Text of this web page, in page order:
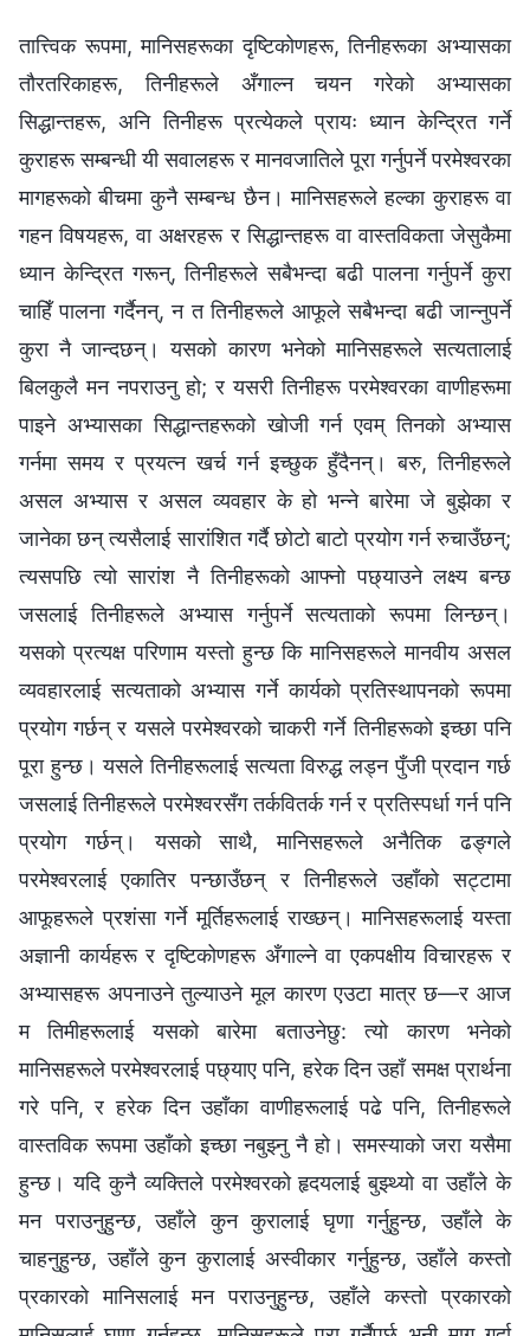
तात्त्विक रूपमा, मानिसहरूका दृष्टिकोणहरू, तिनीहरूका अभ्यासका
तौरतरिकाहरू, तिनीहरूले अँगाल्न चयन गरेको अभ्यासका
सिद्धान्तहरू, अनि तिनीहरू प्रत्येकले प्रायः ध्यान केन्द्रित गर्ने
कुराहरू सम्बन्धी यी सवालहरू र मानवजातिले पूरा गर्नुपर्ने परमेश्‍वरका
मागहरूको बीचमा कुनै सम्बन्ध छैन। मानिसहरूले हल्का कुराहरू वा
गहन विषयहरू, वा अक्षरहरू र सिद्धान्तहरू वा वास्तविकता जेसुकैमा
ध्यान केन्द्रित गरून्, तिनीहरूले सबैभन्दा बढी पालना गर्नुपर्ने कुरा
चाहिँ पालना गर्दैनन्, न त तिनीहरूले आफूले सबैभन्दा बढी जान्नुपर्ने
कुरा नै जान्दछन्। यसको कारण भनेको मानिसहरूले सत्यतालाई
बिलकुलै मन नपराउनु हो; र यसरी तिनीहरू परमेश्‍वरका वाणीहरूमा
पाइने अभ्यासका सिद्धान्तहरूको खोजी गर्न एवम् तिनको अभ्यास
गर्नमा समय र प्रयत्न खर्च गर्न इच्छुक हुँदैनन्। बरु, तिनीहरूले
असल अभ्यास र असल व्यवहार के हो भन्ने बारेमा जे बुझेका र
जानेका छन् त्यसैलाई सारांशित गर्दै छोटो बाटो प्रयोग गर्न रुचाउँछन्;
त्यसपछि त्यो सारांश नै तिनीहरूको आफ्नो पछ्याउने लक्ष्य बन्छ
जसलाई तिनीहरूले अभ्यास गर्नुपर्ने सत्यताको रूपमा लिन्छन्।
यसको प्रत्यक्ष परिणाम यस्तो हुन्छ कि मानिसहरूले मानवीय असल
व्यवहारलाई सत्यताको अभ्यास गर्ने कार्यको प्रतिस्थापनको रूपमा
प्रयोग गर्छन् र यसले परमेश्‍वरको चाकरी गर्ने तिनीहरूको इच्छा पनि
पूरा हुन्छ। यसले तिनीहरूलाई सत्यता विरुद्ध लड्न पुँजी प्रदान गर्छ
जसलाई तिनीहरूले परमेश्‍वरसँग तर्कवितर्क गर्न र प्रतिस्पर्धा गर्न पनि
प्रयोग गर्छन्। यसको साथै, मानिसहरूले अनैतिक ढङ्गले
परमेश्‍वरलाई एकातिर पन्छाउँछन् र तिनीहरूले उहाँको सट्टामा
आफूहरूले प्रशंसा गर्ने मूर्तिहरूलाई राख्छन्। मानिसहरूलाई यस्ता
अज्ञानी कार्यहरू र दृष्टिकोणहरू अँगाल्ने वा एकपक्षीय विचारहरू र
अभ्यासहरू अपनाउने तुल्याउने मूल कारण एउटा मात्र छ—र आज
म तिमीहरूलाई यसको बारेमा बताउनेछु: त्यो कारण भनेको
मानिसहरूले परमेश्‍वरलाई पछ्याए पनि, हरेक दिन उहाँ समक्ष प्रार्थना
गरे पनि, र हरेक दिन उहाँका वाणीहरूलाई पढे पनि, तिनीहरूले
वास्तविक रूपमा उहाँको इच्छा नबुझ्नु नै हो। समस्याको जरा यसैमा
हुन्छ। यदि कुनै व्यक्तिले परमेश्‍वरको हृदयलाई बुझ्थ्यो वा उहाँले के
मन पराउनुहुन्छ, उहाँले कुन कुरालाई घृणा गर्नुहुन्छ, उहाँले के
चाहनुहुन्छ, उहाँले कुन कुरालाई अस्वीकार गर्नुहुन्छ, उहाँले कस्तो
प्रकारको मानिसलाई मन पराउनुहुन्छ, उहाँले कस्तो प्रकारको